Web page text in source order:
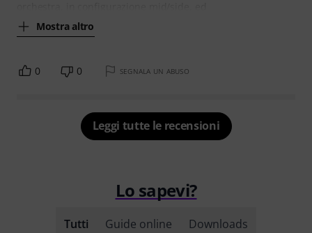
Mostra altro
0 0 SEGNALA UN ABUSO
Leggi tutte le recensioni
Lo sapevi?
Tutti Guide online Downloads